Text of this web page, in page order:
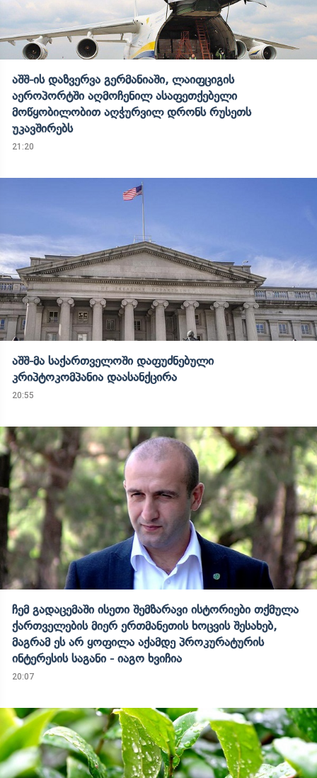
აშშ-ის დაზვერვა გერმანიაში, ლაიფციგის
აეროპორტში აღმოჩენილ ასაფეთქებელი
მოწყობილობით აღჭურვილ დრონს რუსეთს
უკავშირებს
21:20
აშშ-მა საქართველოში დაფუძნებული
კრიპტოკომპანია დაასანქცირა
20:55
ჩემ გადაცემაში ისეთი შემზარავი ისტორიები თქმულა
ქართველების მიერ ერთმანეთის ხოცვის შესახებ,
მაგრამ ეს არ ყოფილა აქამდე პროკურატურის
ინტერესის საგანი - იაგო ხვიჩია
20:07